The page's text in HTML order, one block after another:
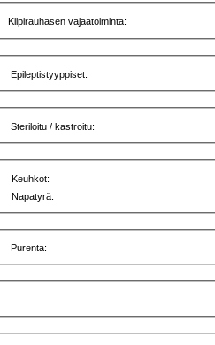
Kilpirauhasen vajaatoiminta:
Epileptistyyppiset:
Steriloitu / kastroitu:
Keuhkot:
Napatyrä:
Purenta: